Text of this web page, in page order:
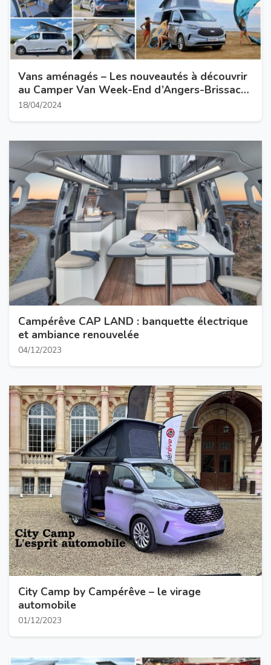
Vans aménagés – Les nouveautés à découvrir
au Camper Van Week-End d’Angers-Brissac
(26, 27, 28 avril 2024)
18/04/2024
Campérêve CAP LAND : banquette électrique
et ambiance renouvelée
04/12/2023
City Camp by Campérêve – le virage
automobile
01/12/2023